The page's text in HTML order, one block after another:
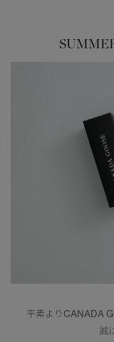
サマー
日本限
メイド
アウタ
アパレル
アクセ
サマー
日本限
メイド
アウタ
アパレル
アクセ
平素よりCANADA
誠